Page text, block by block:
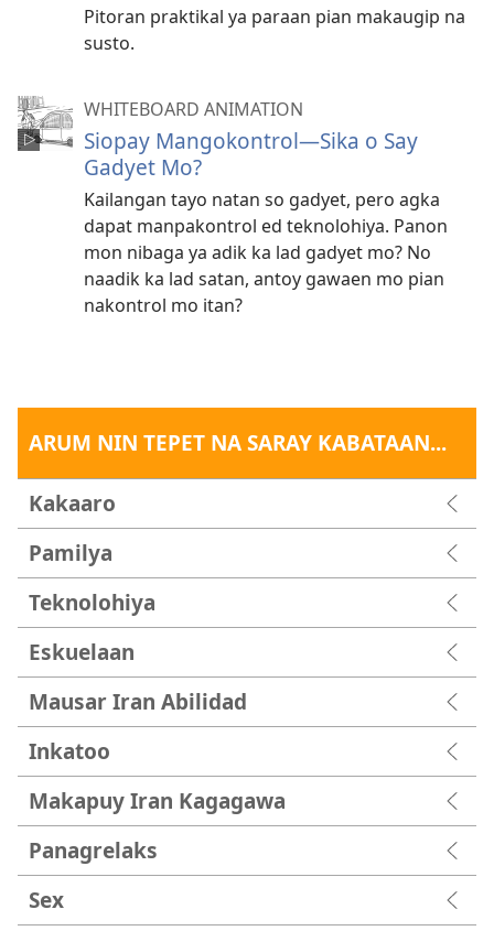
Pitoran praktikal ya paraan pian makaugip na
susto.
WHITEBOARD ANIMATION
Siopay Mangokontrol—Sika o Say
Gadyet Mo?
Kailangan tayo natan so gadyet, pero agka
dapat manpakontrol ed teknolohiya. Panon
mon nibaga ya adik ka lad gadyet mo? No
naadik ka lad satan, antoy gawaen mo pian
nakontrol mo itan?
ARUM NIN TEPET NA SARAY KABATAAN...
Kakaaro
Pamilya
Teknolohiya
Eskuelaan
Mausar Iran Abilidad
Inkatoo
Makapuy Iran Kagagawa
Panagrelaks
Sex